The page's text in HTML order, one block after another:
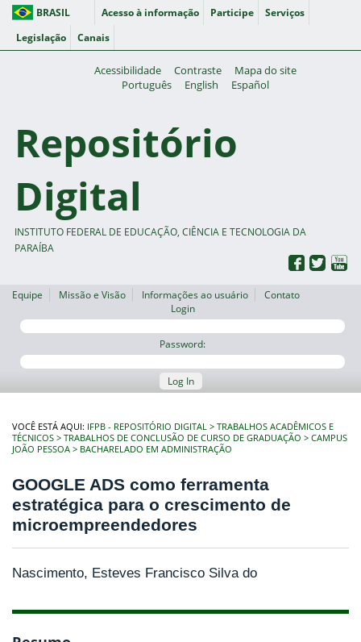
BRASIL Acesso à informação Participe
Serviços
Legislação
Canais
Acessibilidade Contraste
Mapa do site
Português
English Español
Repositório
Digital
INSTITUTO FEDERAL DE EDUCAÇÃO, CIÊNCIA E TECNOLOGIA DA
PARAÍBA
Equipe Missão e Visão Informações ao usuário
Contato
Login
Password:
Log In
VOCÊ ESTÁ AQUI: IFPB - REPOSITÓRIO DIGITAL
TRABALHOS ACADÊMICOS E
TÉCNICOS
TRABALHOS DE CONCLUSÃO DE CURSO DE GRADUAÇÃO
CAMPUS
JOÃO PESSOA
BACHARELADO EM ADMINISTRAÇÃO
GOOGLE ADS como ferramenta
estratégica para o crescimento de
microempreendedores
Nascimento, Esteves Francisco Silva do